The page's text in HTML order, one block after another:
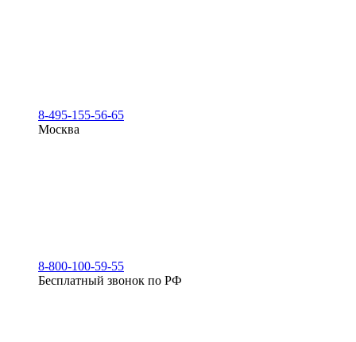
8-495-155-56-65
Москва
8-800-100-59-55
Бесплатный звонок по РФ